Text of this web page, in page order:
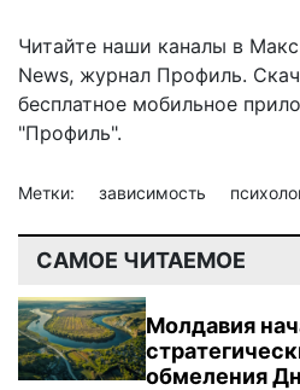
Читайте наши каналы в Макс
News, журнал Профиль.
бесплатное мобильное
"Профиль".
Метки: зависимость
САМОЕ ЧИТАЕМОЕ
Молдавия
обмеления